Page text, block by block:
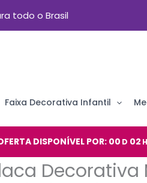
todo o Brasil
Faixa Decorativa Infantil
DISPONÍVEL POR: 00 D 02 H
Decorativa
O
preço
original
O
atual